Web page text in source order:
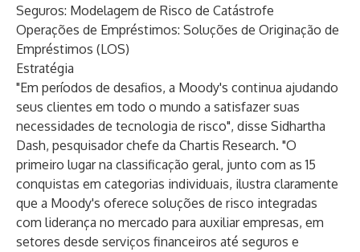
Seguros: Modelagem de Risco de Catástrofe
Operações de Empréstimos: Soluções de Originação de
Empréstimos (LOS)
Estratégia
"Em períodos de desafios, a Moody's continua ajudando
seus clientes em todo o mundo a satisfazer suas
necessidades de tecnologia de risco", disse Sidhartha
Dash, pesquisador chefe da Chartis Research. "O
primeiro lugar na classificação geral, junto com as 15
conquistas em categorias individuais, ilustra claramente
que a Moody's oferece soluções de risco integradas
com liderança no mercado para auxiliar empresas, em
setores desde serviços financeiros até seguros e